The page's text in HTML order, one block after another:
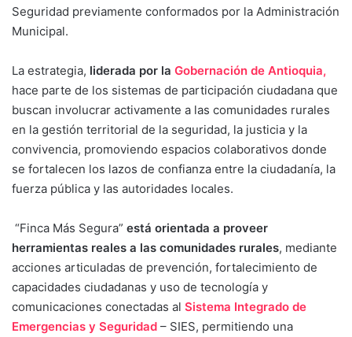
Seguridad previamente conformados por la Administración
Municipal.
La estrategia, liderada por la Gobernación de Antioquia,
hace parte de los sistemas de participación ciudadana que
buscan involucrar activamente a las comunidades rurales
en la gestión territorial de la seguridad, la justicia y la
convivencia, promoviendo espacios colaborativos donde
se fortalecen los lazos de confianza entre la ciudadanía, la
fuerza pública y las autoridades locales.
“Finca Más Segura” está orientada a proveer
herramientas reales a las comunidades rurales, mediante
acciones articuladas de prevención, fortalecimiento de
capacidades ciudadanas y uso de tecnología y
comunicaciones conectadas al Sistema Integrado de
Emergencias y Seguridad – SIES, permitiendo una